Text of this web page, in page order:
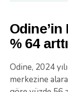
Odine’in
% 64 arttı
Odine, 2024
merkezine